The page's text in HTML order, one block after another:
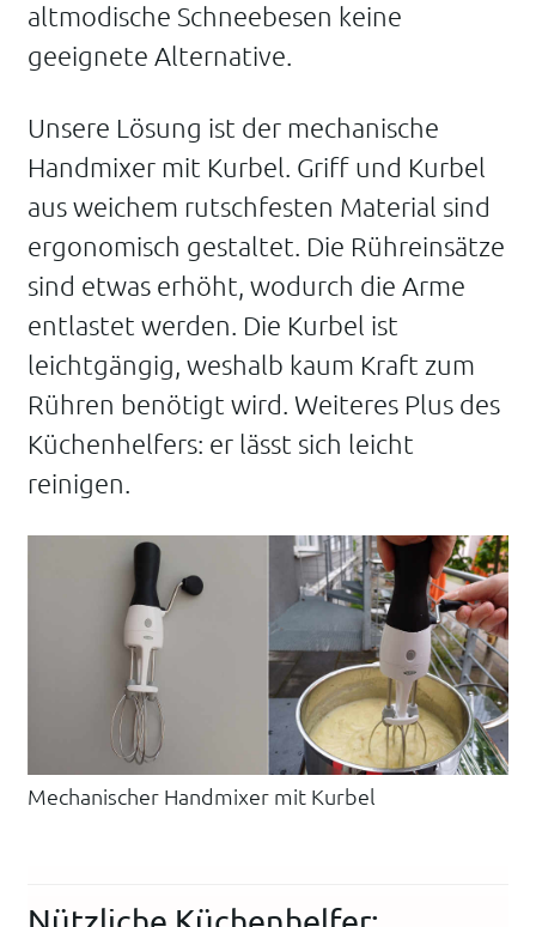
altmodische Schneebesen keine
geeignete Alternative.
Unsere Lösung ist der mechanische
Handmixer mit Kurbel. Griff und Kurbel
aus weichem rutschfesten Material sind
ergonomisch gestaltet. Die Rühreinsätze
sind etwas erhöht, wodurch die Arme
entlastet werden. Die Kurbel ist
leichtgängig, weshalb kaum Kraft zum
Rühren benötigt wird. Weiteres Plus des
Küchenhelfers: er lässt sich leicht
reinigen.
Mechanischer Handmixer mit Kurbel